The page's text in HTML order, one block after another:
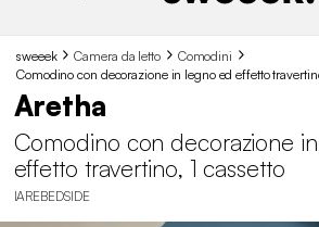
sweeek Camera da letto
Comodini
Comodino con decorazione in legno ed effetto
Aretha
Comodino con decorazione
effetto travertino, 1 cassetto
IAREBEDSIDE